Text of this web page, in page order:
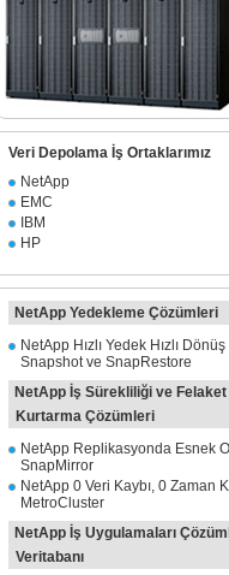
Veri Depolama İş Ortaklarımız
NetApp
EMC
IBM
HP
NetApp Yedekleme Çözümleri
NetApp Hızlı Yedek Hızlı Dönüş
Snapshot ve SnapRestore
NetApp İş Sürekliliği ve Felaket
Kurtarma Çözümleri
NetApp Replikasyonda Esnek
SnapMirror
NetApp 0 Veri Kaybı, 0 Zaman
MetroCluster
NetApp İş Uygulamaları
Veritabanı